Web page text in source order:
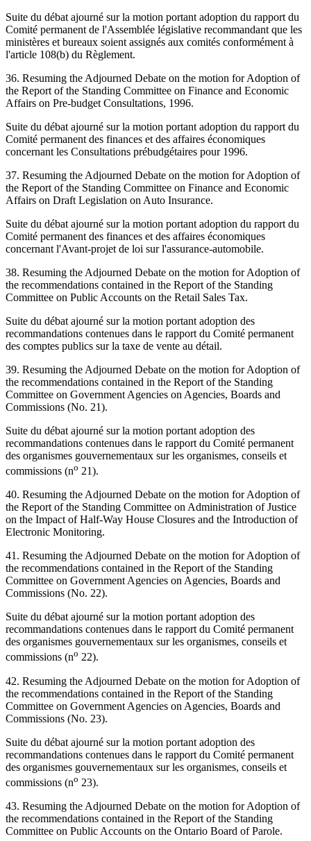
Suite du débat ajourné sur la motion portant adoption du rapport du
Comité permanent de l'Assemblée législative recommandant que les
ministères et bureaux soient assignés aux comités conformément à
l'article 108(b) du Règlement.
36. Resuming the Adjourned Debate on the motion for Adoption of
the Report of the Standing Committee on Finance and Economic
Affairs on Pre-budget Consultations, 1996.
Suite du débat ajourné sur la motion portant adoption du rapport du
Comité permanent des finances et des affaires économiques
concernant les Consultations prébudgétaires pour 1996.
37. Resuming the Adjourned Debate on the motion for Adoption of
the Report of the Standing Committee on Finance and Economic
Affairs on Draft Legislation on Auto Insurance.
Suite du débat ajourné sur la motion portant adoption du rapport du
Comité permanent des finances et des affaires économiques
concernant l'Avant-projet de loi sur l'assurance-automobile.
38. Resuming the Adjourned Debate on the motion for Adoption of
the recommendations contained in the Report of the Standing
Committee on Public Accounts on the Retail Sales Tax.
Suite du débat ajourné sur la motion portant adoption des
recommandations contenues dans le rapport du Comité permanent
des comptes publics sur la taxe de vente au détail.
39. Resuming the Adjourned Debate on the motion for Adoption of
the recommendations contained in the Report of the Standing
Committee on Government Agencies on Agencies, Boards and
Commissions (No. 21).
Suite du débat ajourné sur la motion portant adoption des
recommandations contenues dans le rapport du Comité permanent
des organismes gouvernementaux sur les organismes, conseils et
commissions (no 21).
40. Resuming the Adjourned Debate on the motion for Adoption of
the Report of the Standing Committee on Administration of Justice
on the Impact of Half-Way House Closures and the Introduction of
Electronic Monitoring.
41. Resuming the Adjourned Debate on the motion for Adoption of
the recommendations contained in the Report of the Standing
Committee on Government Agencies on Agencies, Boards and
Commissions (No. 22).
Suite du débat ajourné sur la motion portant adoption des
recommandations contenues dans le rapport du Comité permanent
des organismes gouvernementaux sur les organismes, conseils et
commissions (no 22).
42. Resuming the Adjourned Debate on the motion for Adoption of
the recommendations contained in the Report of the Standing
Committee on Government Agencies on Agencies, Boards and
Commissions (No. 23).
Suite du débat ajourné sur la motion portant adoption des
recommandations contenues dans le rapport du Comité permanent
des organismes gouvernementaux sur les organismes, conseils et
commissions (no 23).
43. Resuming the Adjourned Debate on the motion for Adoption of
the recommendations contained in the Report of the Standing
Committee on Public Accounts on the Ontario Board of Parole.